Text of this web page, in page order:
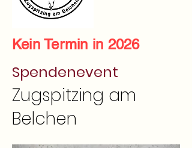
Spendenevent
Zugspitzing am
Belchen
Kein Termin in 2026